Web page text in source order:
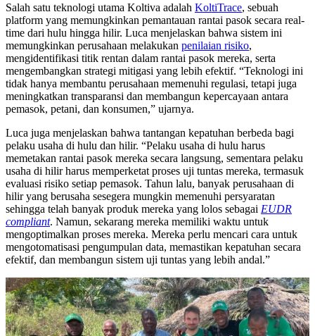
Salah satu teknologi utama Koltiva adalah KoltiTrace, sebuah
platform yang memungkinkan pemantauan rantai pasok secara real-
time dari hulu hingga hilir. Luca menjelaskan bahwa sistem ini
memungkinkan perusahaan melakukan penilaian risiko,
mengidentifikasi titik rentan dalam rantai pasok mereka, serta
mengembangkan strategi mitigasi yang lebih efektif. “Teknologi ini
tidak hanya membantu perusahaan memenuhi regulasi, tetapi juga
meningkatkan transparansi dan membangun kepercayaan antara
pemasok, petani, dan konsumen,” ujarnya.
Luca juga menjelaskan bahwa tantangan kepatuhan berbeda bagi
pelaku usaha di hulu dan hilir. “Pelaku usaha di hulu harus
memetakan rantai pasok mereka secara langsung, sementara pelaku
usaha di hilir harus memperketat proses uji tuntas mereka, termasuk
evaluasi risiko setiap pemasok. Tahun lalu, banyak perusahaan di
hilir yang berusaha sesegera mungkin memenuhi persyaratan
sehingga telah banyak produk mereka yang lolos sebagai EUDR
compliant. Namun, sekarang mereka memiliki waktu untuk
mengoptimalkan proses mereka. Mereka perlu mencari cara untuk
mengotomatisasi pengumpulan data, memastikan kepatuhan secara
efektif, dan membangun sistem uji tuntas yang lebih andal.”